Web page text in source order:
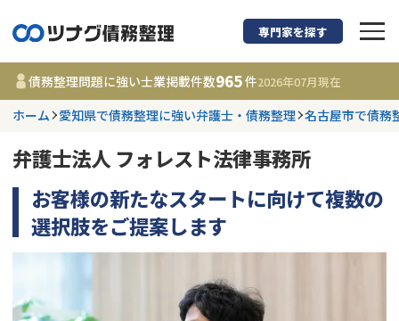
債務整理に強い弁
都道府県を選択
事務所 965
更新日 :2026年07月31日
相談内容で探す
借金返済相談・交渉
費用相場
専門家を探す
債務整理問題に強い士業掲載件数965件2026年07月現在
ホーム 愛知県で債務整理に強い弁護士・債務整理 名古屋市で債務
弁護士法人 フォレスト法律事務所
お客様の新たなスタートに向けて複数の
選択肢をご提案します